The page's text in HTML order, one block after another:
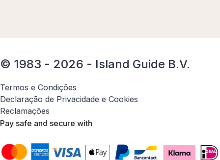
© 1983 - 2026 - Island Guide B.V.
Termos e Condições
Declaração de Privacidade e Cookies
Reclamações
Pay safe and secure with